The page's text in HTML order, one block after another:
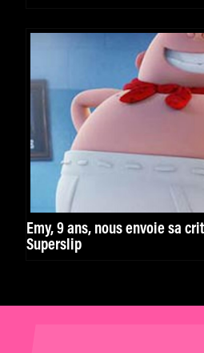
Emy, 9 ans, nous envoie sa
Superslip